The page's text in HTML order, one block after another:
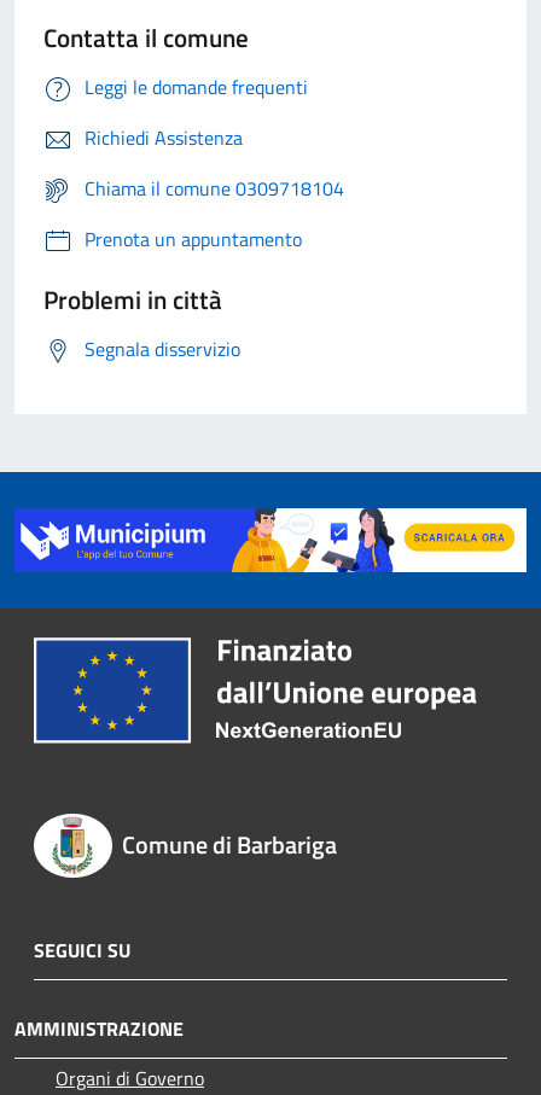
Contatta il comune
Leggi le domande frequenti
Richiedi Assistenza
Chiama il comune 0309718104
Prenota un appuntamento
Problemi in città
Segnala disservizio
Comune di Barbariga
SEGUICI SU
AMMINISTRAZIONE
Organi di Governo